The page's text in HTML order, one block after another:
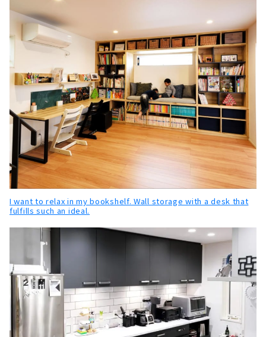
I want to relax in my bookshelf. Wall storage with a desk that
fulfills such an ideal.